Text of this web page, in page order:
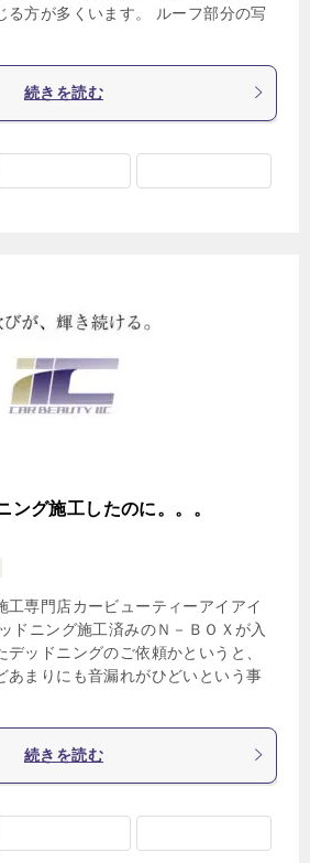
る方が多くいます。 ルーフ部分の写
続きを読む
ング施工したのに。。。
工専門店カービューティーアイアイ
ドニング施工済みのＮ－ＢＯＸが入
ッドニングのご依頼かというと、
あまりにも音漏れがひどいという事
続きを読む